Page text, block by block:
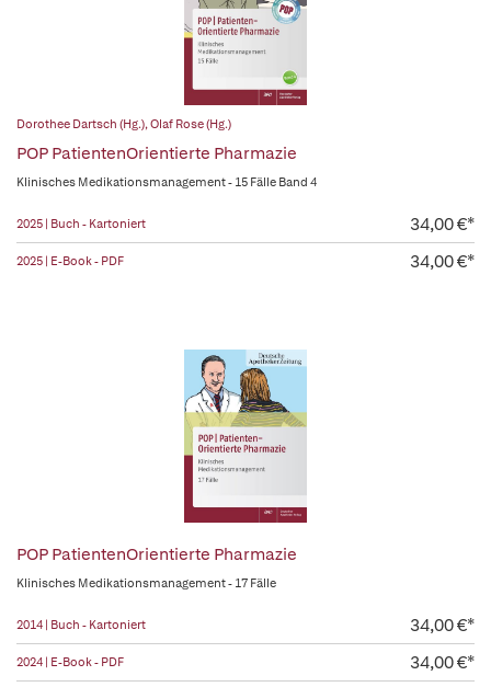
Dorothee Dartsch (Hg.),Olaf Rose (Hg.)
POP PatientenOrientierte Pharmazie
Klinisches Medikationsmanagement - 15 Fälle Band 4
2025 | Buch - Kartoniert 34,00 €*
2025 | E-Book - PDF 34,00 €*
POP PatientenOrientierte Pharmazie
Klinisches Medikationsmanagement - 17 Fälle
2014 | Buch - Kartoniert 34,00 €*
2024 | E-Book - PDF 34,00 €*